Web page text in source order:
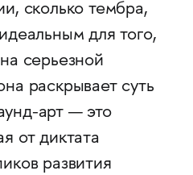
сколько тембра,
для того,
серьезной
раскрывает суть
арт — это
от диктата
развития